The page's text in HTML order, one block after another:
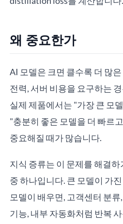
왜 중요한가
AI 모델은 크면 클수록 더 많
전력, 서버 비용을 요구하는
실제 제품에서는 "가장 큰 모
"충분히 좋은 모델을 더 빠르
중요해질 때가 많습니다.
지식 증류는 이 문제를 해결
중 하나입니다. 큰 모델이 가
모델이 배우면, 고객센터 분
기능, 내부 자동화처럼 반복